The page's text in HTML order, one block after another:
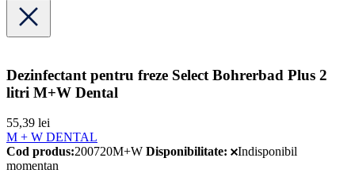
Dezinfectant pentru freze Select Bohrerbad Plus 2
litri M+W Dental
55,39 lei
M + W DENTAL
Cod produs:200720M+W Disponibilitate:
Indisponibil
momentan